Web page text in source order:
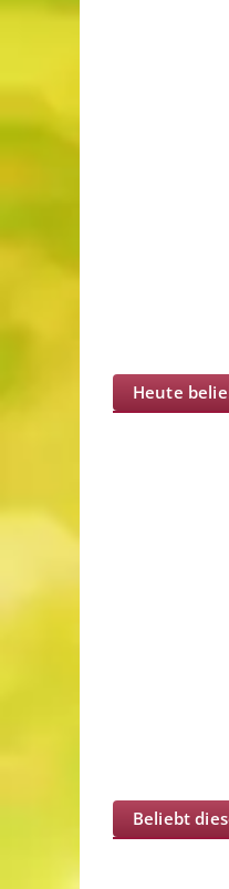
Heute
Beliebt